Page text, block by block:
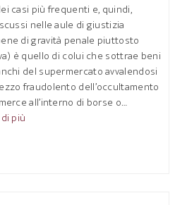
casi più frequenti e, quindi,
nelle aule di giustizia
di gravità penale piuttosto
è quello di colui che sottrae beni
del supermercato avvalendosi
fraudolento dell’occultamento
all’interno di borse o…
più